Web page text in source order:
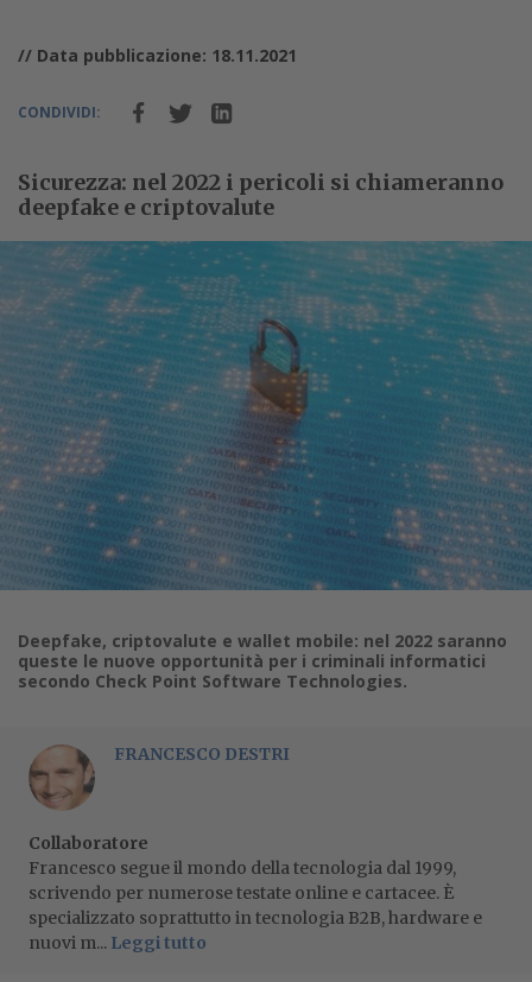
// Data pubblicazione: 18.11.2021
CONDIVIDI:
Sicurezza: nel 2022 i pericoli si chiameranno
deepfake e criptovalute
Deepfake, criptovalute e wallet mobile: nel 2022 saranno
queste le nuove opportunità per i criminali informatici
secondo Check Point Software Technologies.
FRANCESCO DESTRI
Collaboratore
Francesco segue il mondo della tecnologia dal 1999,
scrivendo per numerose testate online e cartacee. È
specializzato soprattutto in tecnologia B2B, hardware e
nuovi m... Leggi tutto